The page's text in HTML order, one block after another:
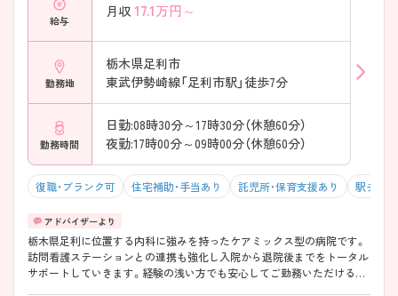
給与
月収 17.1万円～
勤務地
栃木県足利市
東武伊勢崎線「足利市駅」徒歩7分
勤務時間
日勤:08時30分～17時30分（休憩60分）
夜勤:17時00分～09時00分（休憩60分）
復職・ブランク可 住宅補助・手当あり 託児所・保育支援あり 駅チカ（
栃木県足利に位置する内科に強みを持ったケアミックス型の病院です。
訪問看護ステーションとの連携も強化し入院から退院後までをトータル
サポートしていきます。経験の浅い方でも安心してご勤務いただけるよ